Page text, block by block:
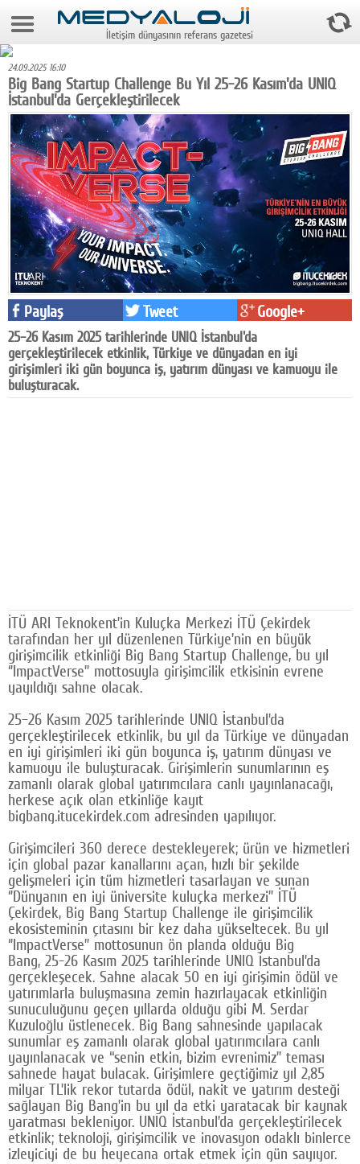
6 Ağustos 2026 21:33:38
Foto Galeri
Video Galeri
Gazeteler
Medya
Reyting-tiraj
Teknoloji
Televizyon
Dünya
Pr
Facebook
Künye
SOSYAL MEDYA
Facebook
Google Plus
© 2026 TÜM HAKLARI SAKLIDIR
İletişim dünyasının referans gazetesi
24.09.2025 16:10
Big Bang Startup Challenge Bu Yıl 25-26 Kasım'da UNIQ
İstanbul'da Gerçekleştirilecek
Paylaş Tweet Google+
25–26 Kasım 2025 tarihlerinde UNIQ İstanbul'da
gerçekleştirilecek etkinlik, Türkiye ve dünyadan en iyi
girişimleri iki gün boyunca iş, yatırım dünyası ve kamuoyu ile
buluşturacak.
İTÜ ARI Teknokent’in Kuluçka Merkezi İTÜ Çekirdek
tarafından her yıl düzenlenen Türkiye’nin en büyük
girişimcilik etkinliği Big Bang Startup Challenge, bu yıl
‘’ImpactVerse’’ mottosuyla girişimcilik etkisinin evrene
yayıldığı sahne olacak.
25–26 Kasım 2025 tarihlerinde UNIQ İstanbul’da
gerçekleştirilecek etkinlik, bu yıl da Türkiye ve dünyadan
en iyi girişimleri iki gün boyunca iş, yatırım dünyası ve
kamuoyu ile buluşturacak. Girişimlerin sunumlarının eş
zamanlı olarak global yatırımcılara canlı yayınlanacağı,
herkese açık olan etkinliğe kayıt
bigbang.itucekirdek.com adresinden yapılıyor.
Girişimcileri 360 derece destekleyerek; ürün ve hizmetleri
için global pazar kanallarını açan, hızlı bir şekilde
gelişmeleri için tüm hizmetleri tasarlayan ve sunan
‘’Dünyanın en iyi üniversite kuluçka merkezi’’ İTÜ
Çekirdek, Big Bang Startup Challenge ile girişimcilik
ekosisteminin çıtasını bir kez daha yükseltecek. Bu yıl
‘’ImpactVerse’’ mottosunun ön planda olduğu Big
Bang, 25-26 Kasım 2025 tarihlerinde UNIQ İstanbul’da
gerçekleşecek. Sahne alacak 50 en iyi girişimin ödül ve
yatırımlarla buluşmasına zemin hazırlayacak etkinliğin
sunuculuğunu geçen yıllarda olduğu gibi M. Serdar
Kuzuloğlu üstlenecek. Big Bang sahnesinde yapılacak
sunumlar eş zamanlı olarak global yatırımcılara canlı
yayınlanacak ve “senin etkin, bizim evrenimiz” teması
sahnede hayat bulacak. Girişimlere geçtiğimiz yıl 2,85
milyar TL’lik rekor tutarda ödül, nakit ve yatırım desteği
sağlayan Big Bang’in bu yıl da etki yaratacak bir kaynak
yaratması bekleniyor. UNIQ İstanbul’da gerçekleştirilecek
etkinlik; teknoloji, girişimcilik ve inovasyon odaklı binlerce
izleyiciyi de bu heyecana ortak etmek için gün sayıyor.